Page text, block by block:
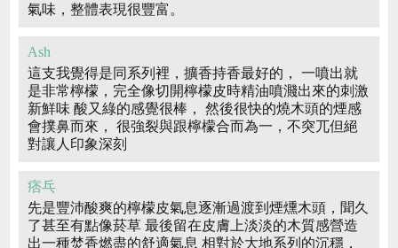
氣味，整體表現很豐富。
Ash
這支我覺得是同系列裡，擴香持香最好的， 一噴出就
是非常檸檬，完全像切開檸檬皮時精油噴濺出來的刺激
新鮮味 酸又綠的感覺很棒， 然後很快的燒木頭的煙感
會撲鼻而來， 很強裂與跟檸檬合而為一，不突兀但絕
對讓人印象深刻
痞乓
先是豐沛酸爽的檸檬皮氣息逐漸過渡到煙燻木頭，聞久
了甚至有點像菸草 最後留在皮膚上淡淡的木質感營造
出一種焚香燃盡的舒適氣息 相對於大地系列的沉穩，